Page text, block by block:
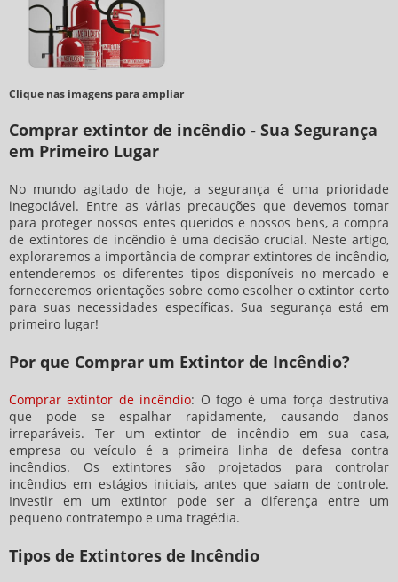
Clique nas imagens para ampliar
Comprar extintor de incêndio - Sua Segurança
em Primeiro Lugar
No mundo agitado de hoje, a segurança é uma prioridade
inegociável. Entre as várias precauções que devemos tomar
para proteger nossos entes queridos e nossos bens, a compra
de extintores de incêndio é uma decisão crucial. Neste artigo,
exploraremos a importância de comprar extintores de incêndio,
entenderemos os diferentes tipos disponíveis no mercado e
forneceremos orientações sobre como escolher o extintor certo
para suas necessidades específicas. Sua segurança está em
primeiro lugar!
Por que Comprar um Extintor de Incêndio?
Comprar extintor de incêndio: O fogo é uma força destrutiva
que pode se espalhar rapidamente, causando danos
irreparáveis. Ter um extintor de incêndio em sua casa,
empresa ou veículo é a primeira linha de defesa contra
incêndios. Os extintores são projetados para controlar
incêndios em estágios iniciais, antes que saiam de controle.
Investir em um extintor pode ser a diferença entre um
pequeno contratempo e uma tragédia.
Tipos de Extintores de Incêndio